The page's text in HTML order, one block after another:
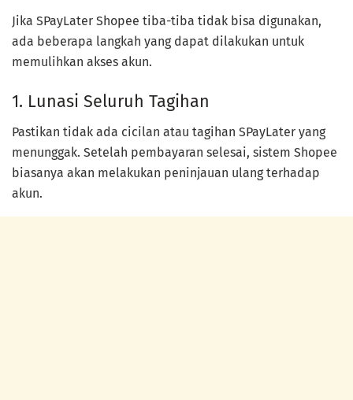
Jika SPayLater Shopee tiba-tiba tidak bisa digunakan,
ada beberapa langkah yang dapat dilakukan untuk
memulihkan akses akun.
1. Lunasi Seluruh Tagihan
Pastikan tidak ada cicilan atau tagihan SPayLater yang
menunggak. Setelah pembayaran selesai, sistem Shopee
biasanya akan melakukan peninjauan ulang terhadap
akun.